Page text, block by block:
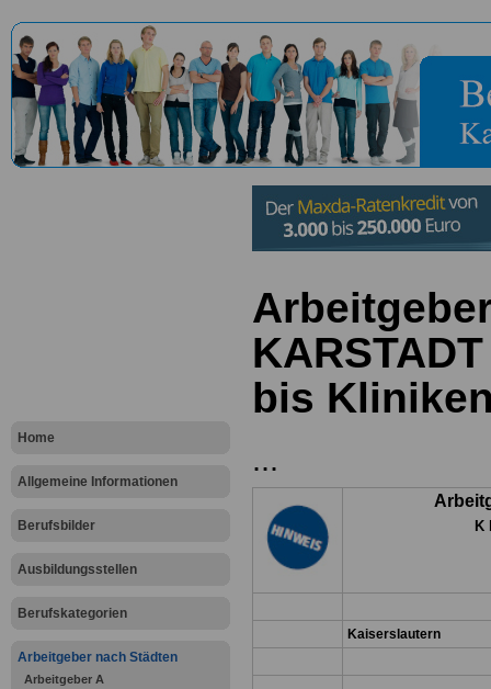
Home
Allgemeine Informationen
Berufsbilder
Ausbildungsstellen
Berufskategorien
Arbeitgeber nach Städten
Arbeitgeber A
bis
...
K
Kaiserslautern